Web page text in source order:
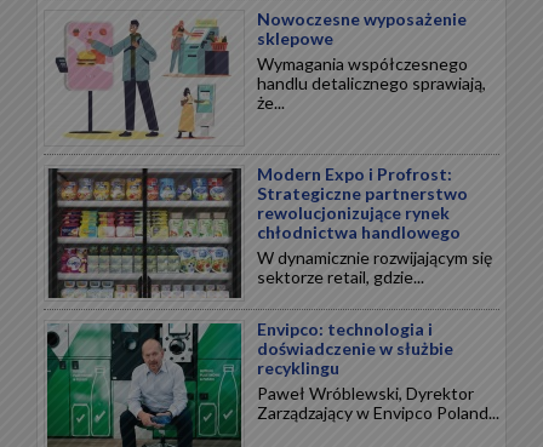
Nowoczesne wyposażenie
sklepowe
Wymagania współczesnego
handlu detalicznego sprawiają,
że...
Modern Expo i Profrost:
Strategiczne partnerstwo
rewolucjonizujące rynek
chłodnictwa handlowego
W dynamicznie rozwijającym się
sektorze retail, gdzie...
Envipco: technologia i
doświadczenie w służbie
recyklingu
Paweł Wróblewski, Dyrektor
Zarządzający w Envipco Poland...